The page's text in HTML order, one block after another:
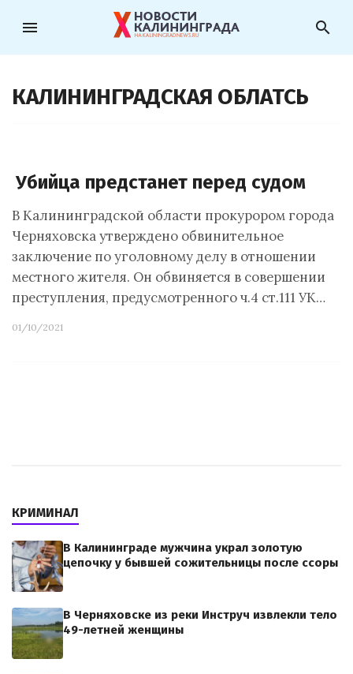
menu search
КАЛИНИНГРАДСКАЯ ОБЛАТСЬ
Убийца предстанет перед судом
В Калининградской области прокурором города
Черняховска утверждено обвинительное
заключение по уголовному делу в отношении
местного жителя. Он обвиняется в совершении
преступления, предусмотренного ч.4 ст.111 УК…
01/10/2021
КРИМИНАЛ
В Калининграде мужчина украл золотую
цепочку у бывшей сожительницы после ссоры
В Черняховске из реки Инструч извлекли тело
49-летней женщины